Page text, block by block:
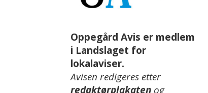
Oppegård Avis er medlem
i Landslaget for
lokalaviser.
Avisen redigeres etter
redaktørplakaten og